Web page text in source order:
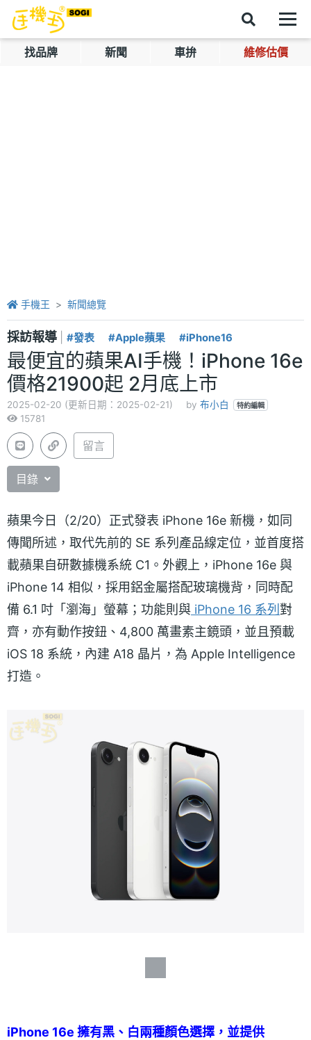
找品牌 新聞 車拚 維修估價
手機王 新聞總覽
採訪報導 #發表 #Apple蘋果 #iPhone16
最便宜的蘋果AI手機！iPhone 16e
價格21900起 2月底上市
2025-02-20 (更新日期：2025-02-21) by 布小白 特約編輯
15781
留言
目錄
蘋果今日（2/20）正式發表 iPhone 16e 新機，如同
傳聞所述，取代先前的 SE 系列產品線定位，並首度搭
載蘋果自研數據機系統 C1。外觀上，iPhone 16e 與
iPhone 14 相似，採用鋁金屬搭配玻璃機背，同時配
備 6.1 吋「瀏海」螢幕；功能則與 iPhone 16 系列 對
齊，亦有動作按鈕、4,800 萬畫素主鏡頭，並且預載
iOS 18 系統，內建 A18 晶片，為 Apple Intelligence
打造。
iPhone 16e 擁有黑、白兩種顏色選擇，並提供